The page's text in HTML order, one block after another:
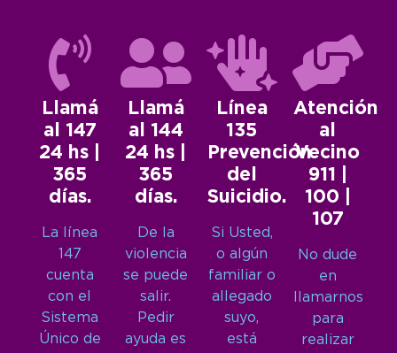
Llamá
al 147
24 hs |
365
días.
La línea
147
cuenta
con el
Sistema
Único de
Llamá
al 144
24 hs |
365
días.
De la
violencia
se puede
salir.
Pedir
ayuda es
Línea
135
Prevención
del
Suicidio.
Si Usted,
o algún
familiar o
allegado
suyo,
está
Atención
al
Vecino
911 |
100 |
107
No dude
en
llamarnos
para
realizar